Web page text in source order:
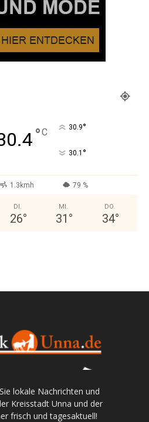
°C 30.9°
30.1 °
1.3kmh 79 %
DI.
26°
MI.
31 °
DO.
34°
lokale Nachrichten und
Kreisstadt Unna und der
frisch und tagesaktuell!